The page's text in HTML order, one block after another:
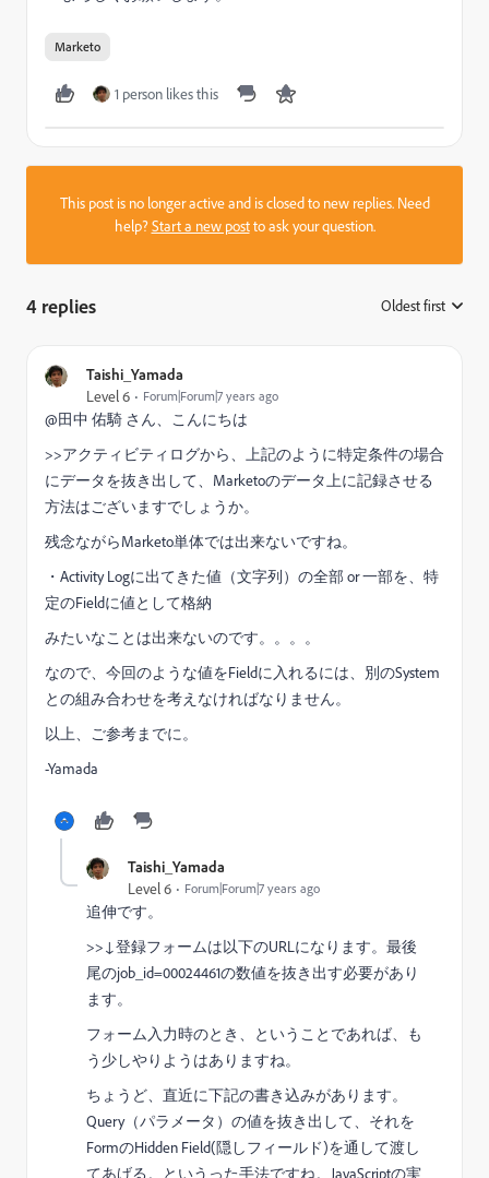
Marketo
1 person likes this
This post is no longer active and is closed to new replies. Need
help?Start a new postto ask your question.
4 replies Oldest first
Taishi_Yamada
Level 6 Forum|Forum|7 years ago
@田中 佑騎 さん、こんにちは
>>アクティビティログから、上記のように特定条件の場合
にデータを抜き出して、Marketoのデータ上に記録させる
方法はございますでしょうか。
残念ながらMarketo単体では出来ないですね。
・Activity Logに出てきた値（文字列）の全部 or 一部を、特
定のFieldに値として格納
みたいなことは出来ないのです。。。。
なので、今回のような値をFieldに入れるには、別のSystem
との組み合わせを考えなければなりません。
以上、ご参考までに。
-Yamada
Taishi_Yamada
Level 6 Forum|Forum|7 years ago
追伸です。
>>↓登録フォームは以下のURLになります。最後
尾のjob_id=00024461の数値を抜き出す必要があり
ます。
フォーム入力時のとき、ということであれば、も
う少しやりようはありますね。
ちょうど、直近に下記の書き込みがあります。
Query（パラメータ）の値を抜き出して、それを
FormのHidden Field(隠しフィールド)を通して渡し
てあげる。というった手法ですね。JavaScriptの実